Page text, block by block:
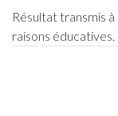
Résultat transmis
raisons éducatives.